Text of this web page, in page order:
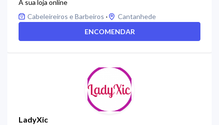
A sua loja online
Cabeleireiros e Barbeiros ·
Cantanhede
ENCOMENDAR
LadyXic